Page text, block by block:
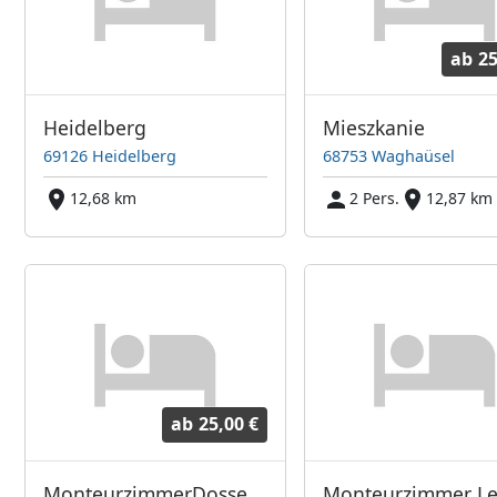
Heidelberg
69126 Heidelberg
12,68 km
ab
Mieszkanie
68753 Waghaüsel
2 Pers.
12,87 km
ab 25,00 €